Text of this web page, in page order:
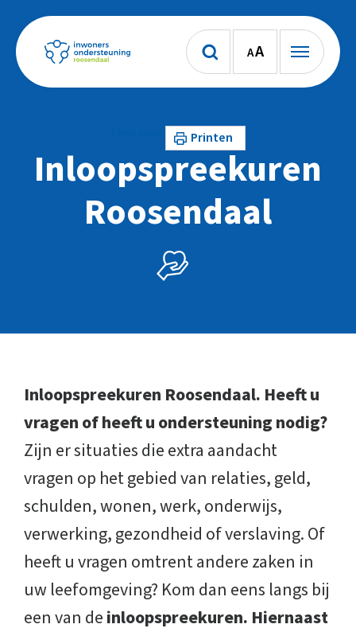
AA
Printen
Inloopspreekuren
Roosendaal
Inloopspreekuren Roosendaal. Heeft u
vragen of heeft u ondersteuning nodig?
Zijn er situaties die extra aandacht
vragen op het gebied van relaties, geld,
schulden, wonen, werk, onderwijs,
verwerking, gezondheid of verslaving. Of
heeft u vragen omtrent andere zaken in
uw leefomgeving? Kom dan eens langs bij
een van deinloopspreekuren. Hiernaast